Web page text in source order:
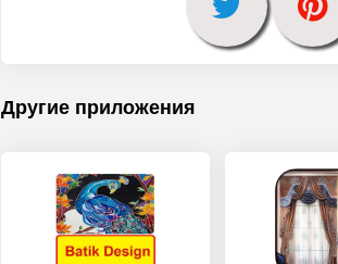
Другие приложения